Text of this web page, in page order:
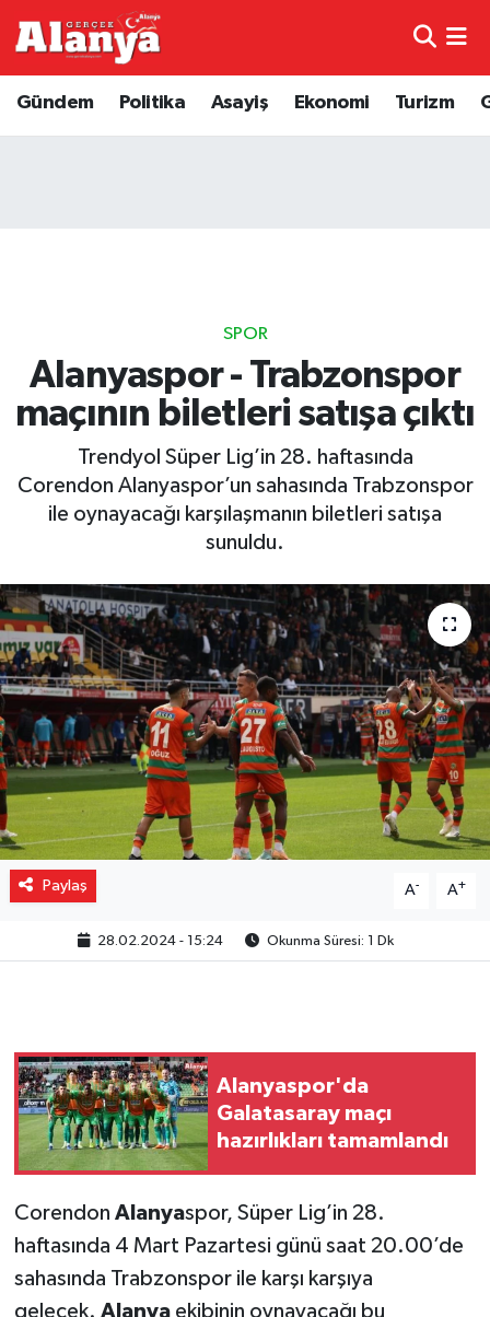
Gündem Politika Asayiş Ekonomi Turizm
SPOR
Alanyaspor - Trabzonspor
maçının biletleri satışa çıktı
Trendyol Süper Lig’in 28. haftasında
Corendon Alanyaspor’un sahasında Trabzonspor
ile oynayacağı karşılaşmanın biletleri satışa
sunuldu.
Paylaş A- A+
28.02.2024 - 15:24 Okunma Süresi: 1 Dk
Alanyaspor'da
Galatasaray maçı
hazırlıkları tamamlandı
Corendon Alanyaspor, Süper Lig’in 28.
haftasında 4 Mart Pazartesi günü saat 20.00’de
sahasında Trabzonspor ile karşı karşıya
gelecek. Alanyaekibinin oynayacağı bu
Genel
Diğer
Dünya
Ekonomi
Gizlilik İlkeleri - Privacy Policy
Güncel
Gündem
Politika
Spor
Turizm
Trafik Durumu
Haber Arşivi